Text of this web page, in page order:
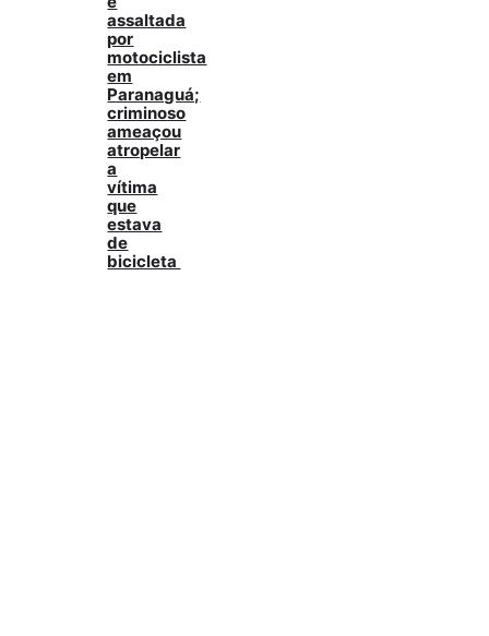
assaltada
por
motociclista
em
Paranaguá;
criminoso
ameaçou
atropelar
a
vítima
que
estava
de
bicicleta